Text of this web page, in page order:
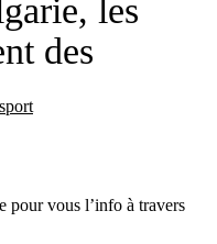
les
des
pour vous l’info à travers